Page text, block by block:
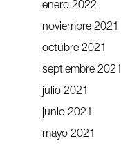
enero 2022
noviembre 2021
octubre 2021
septiembre 2021
julio 2021
junio 2021
mayo 2021